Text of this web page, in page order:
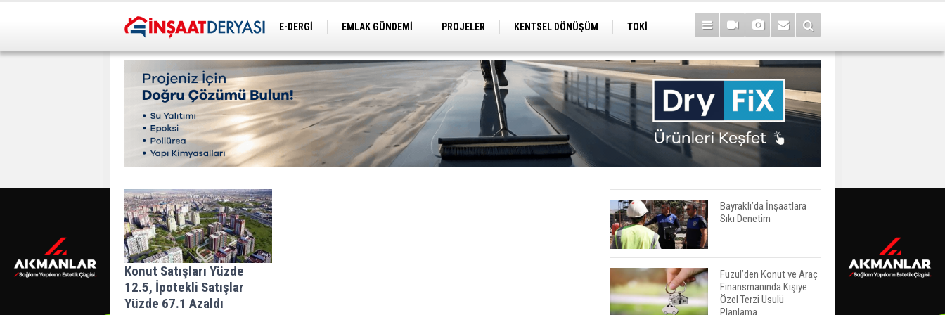
E-DERGİ EMLAK GÜNDEMİ PROJELER KENTSEL DÖNÜŞÜM
TOKİ
Konut Satışları Yüzde
12.5, İpotekli Satışlar
Yüzde 67.1 Azaldı
Bayraklı’da İnşaatlara
Sıkı Denetim
Fuzul’den Konut ve Araç
Finansmanında Kişiye
Özel Terzi Usulü
Planlama